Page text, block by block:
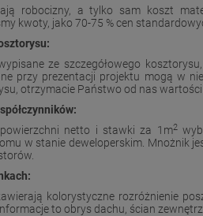
robocizny, a tylko sam koszt
kwoty, jako 70-75 % cen
ze szczegółowego
przy prezentacji projektu mogą w
otrzymacie Państwo od nas
netto i stawki za 1m2
w stanie deweloperskim. Mnożnik
kolorystyczne rozróżnienie
to obrys dachu, ścian